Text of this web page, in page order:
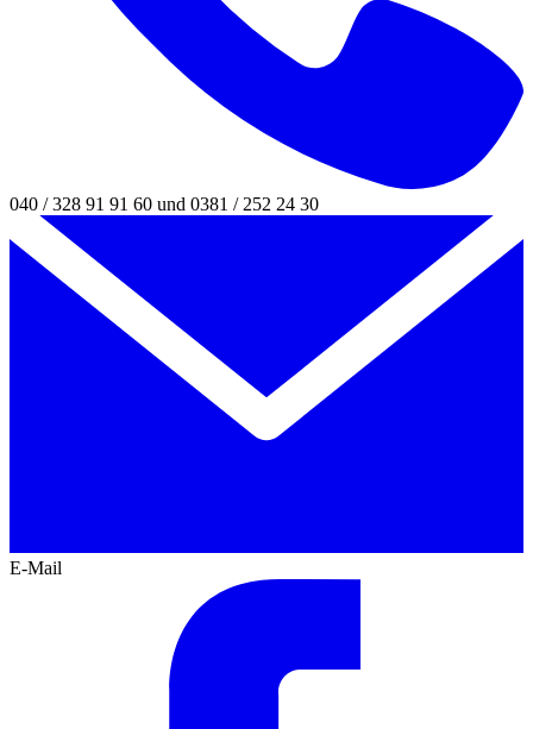
040 / 328 91 91 60 und 0381 / 252 24 30
E-Mail